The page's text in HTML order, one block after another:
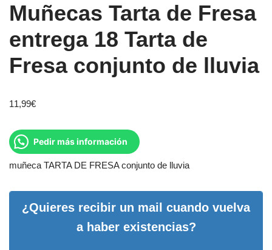
Muñecas Tarta de Fresa
entrega 18 Tarta de
Fresa conjunto de lluvia
11,99€
Pedir más información
muñeca TARTA DE FRESA conjunto de lluvia
¿Quieres recibir un mail cuando vuelva
a haber existencias?